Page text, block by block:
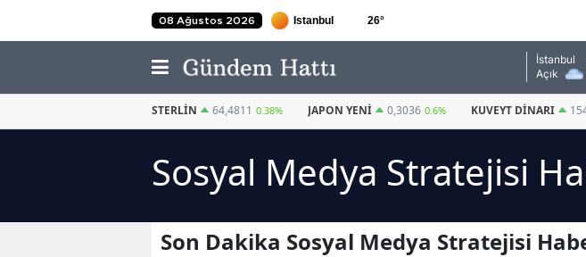
08 Ağustos 2026 26°
İstanbul
Açık
Ağrı
STERLIN 64,4811 0.38% JAPON YENI 0,3036 0.6% KUVEYT DINARI
Sosyal Medya Stratejisi
Son Dakika Sosyal Medya Stratejisi